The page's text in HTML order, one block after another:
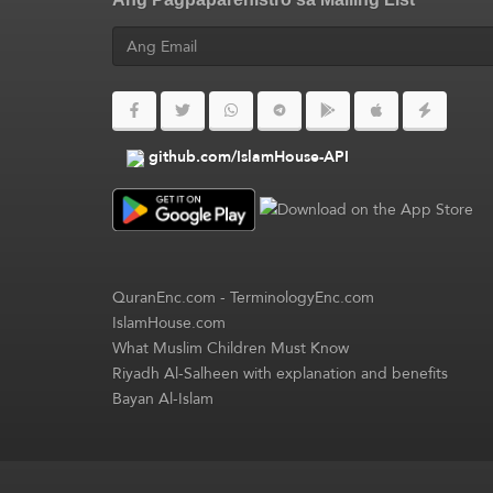
github.com/IslamHouse-API
QuranEnc.com-TerminologyEnc.com
IslamHouse.com
What Muslim Children Must Know
Riyadh Al-Salheen with explanation and benefits
Bayan Al-Islam